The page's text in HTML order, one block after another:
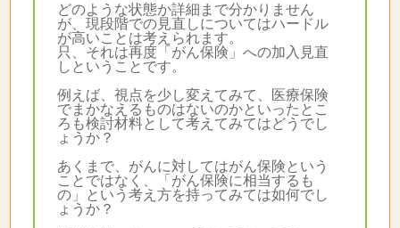
どのような状態か詳細まで分かりません
が、現段階での見直しについてはハードル
が高いことは考えられます。
只、それは再度「がん保険」への加入見直
しということです。
例えば、視点を少し変えてみて、医療保険
でまかなえるものはないのかといったとこ
ろも検討材料として考えてみてはどうでし
ょうか？
あくまで、がんに対してはがん保険という
ことではなく、「がん保険に相当するも
の」という考え方を持ってみては如何でし
ょうか？